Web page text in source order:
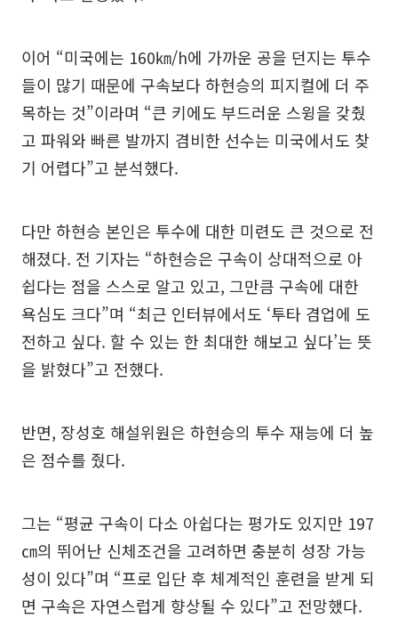
이어 “미국에는 160㎞/h에 가까운 공을 던지는 투수
들이 많기 때문에 구속보다 하현승의 피지컬에 더 주
목하는 것”이라며 “큰 키에도 부드러운 스윙을 갖췄
고 파워와 빠른 발까지 겸비한 선수는 미국에서도 찾
기 어렵다”고 분석했다.
다만 하현승 본인은 투수에 대한 미련도 큰 것으로 전
해졌다. 전 기자는 “하현승은 구속이 상대적으로 아
쉽다는 점을 스스로 알고 있고, 그만큼 구속에 대한
욕심도 크다”며 “최근 인터뷰에서도 ‘투타 겸업에 도
전하고 싶다. 할 수 있는 한 최대한 해보고 싶다’는 뜻
을 밝혔다”고 전했다.
반면, 장성호 해설위원은 하현승의 투수 재능에 더 높
은 점수를 줬다.
그는 “평균 구속이 다소 아쉽다는 평가도 있지만 197
㎝의 뛰어난 신체조건을 고려하면 충분히 성장 가능
성이 있다”며 “프로 입단 후 체계적인 훈련을 받게 되
면 구속은 자연스럽게 향상될 수 있다”고 전망했다.